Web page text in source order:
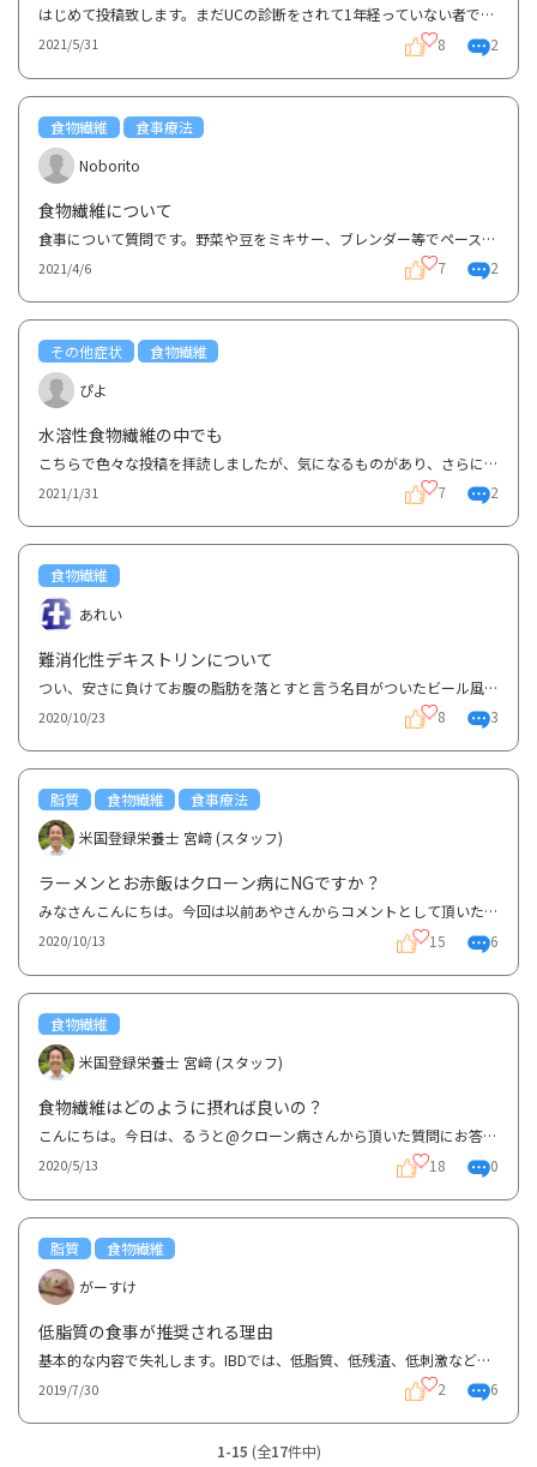
はじめて投稿致します。まだUCの診断をされて1年経っていない者です。くるみと潰瘍性大腸炎の関係性につ...
2021/5/31 8 2
食物繊維
食事療法
Noborito
食物繊維について
食事について質問です。野菜や豆をミキサー、ブレンダー等でペースト状にした場合、食物繊維はどういう...
2021/4/6 7 2
その他症状
食物繊維
ぴよ
水溶性食物繊維の中でも
こちらで色々な投稿を拝読しましたが、気になるものがあり、さらに自分で調べてみました。食物繊維に不...
2021/1/31 7 2
食物繊維
あれい
難消化性デキストリンについて
つい、安さに負けてお腹の脂肪を落とすと言う名目がついたビール風ノンアルコール飲料を購入してしまい...
2020/10/23 8 3
脂質 食物繊維
食事療法
米国登録栄養士 宮﨑 (スタッフ)
ラーメンとお赤飯はクローン病にNGですか？
みなさんこんにちは。今回は以前あやさんからコメントとして頂いたラーメンとお赤飯に関する質問にお答...
2020/10/13 15 6
食物繊維
米国登録栄養士 宮﨑 (スタッフ)
食物繊維はどのように摂れば良いの？
こんにちは。今日は、るうと@クローン病さんから頂いた質問にお答え致します。 食物繊維の質問です。 食...
2020/5/13 18 0
脂質
食物繊維
がーすけ
低脂質の食事が推奨される理由
基本的な内容で失礼します。IBDでは、低脂質、低残渣、低刺激など食事の制限がありますが、その中でも低...
2019/7/30 2 6
1-15 (全17件中)